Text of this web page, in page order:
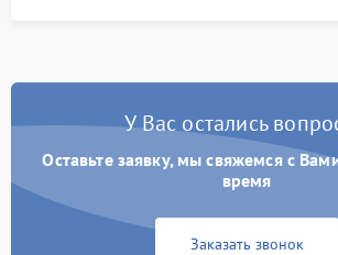
У Вас остались
Оставьте заявку, мы свяжемся с
время
Заказать звонок